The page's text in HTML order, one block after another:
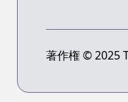
著作権 © 2025